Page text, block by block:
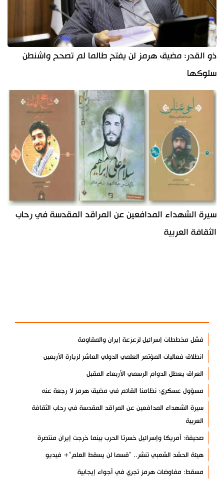
ذو القدر: مضيق هرمز لن يفتح طالما لم تصحح واشنطن
سلوكها
سيرة الشهداء المدافعين عن المراقد المقدسة في رحاب
الثقافة العربية
فشل مخططات إسرائيل لزعزعة إيران والمقاومة
انطلاق فعاليات المؤتمر العلمي الدولي العاشر لزيارة الأربعين
العراق يعطل الدوام الرسمي الأربعاء المقبل
مسؤول عسكري: نظامنا القائم في مضيق هرمز لا رجعة عنه
سيرة الشهداء المدافعين عن المراقد المقدسة في رحاب الثقافة
العربية
صحيفة: أمريكا وإسرائيل خسرتا الحرب بينما خرجت إيران منتصرة
هيئة الحشد الشعبي تنشر.. "قسما لن يسقط العلم"+ فيديو
مسقط: مفاوضات هرمز تجري في أجواء إيجابية